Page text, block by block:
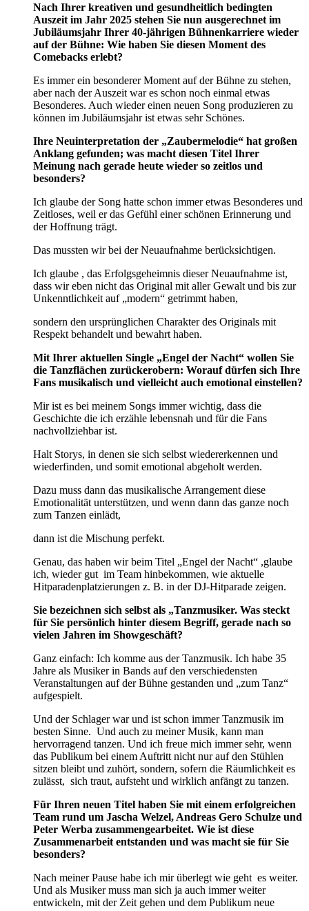
Nach Ihrer kreativen und gesundheitlich bedingten
Auszeit im Jahr 2025 stehen Sie nun ausgerechnet im
Jubiläumsjahr Ihrer 40-jährigen Bühnenkarriere wieder
auf der Bühne: Wie haben Sie diesen Moment des
Comebacks erlebt?
Es immer ein besonderer Moment auf der Bühne zu stehen,
aber nach der Auszeit war es schon noch einmal etwas
Besonderes. Auch wieder einen neuen Song produzieren zu
können im Jubiläumsjahr ist etwas sehr Schönes.
Ihre Neuinterpretation der „Zaubermelodie“ hat großen
Anklang gefunden; was macht diesen Titel Ihrer
Meinung nach gerade heute wieder so zeitlos und
besonders?
Ich glaube der Song hatte schon immer etwas Besonderes und
Zeitloses, weil er das Gefühl einer schönen Erinnerung und
der Hoffnung trägt.
Das mussten wir bei der Neuaufnahme berücksichtigen.
Ich glaube , das Erfolgsgeheimnis dieser Neuaufnahme ist,
dass wir eben nicht das Original mit aller Gewalt und bis zur
Unkenntlichkeit auf „modern“ getrimmt haben,
sondern den ursprünglichen Charakter des Originals mit
Respekt behandelt und bewahrt haben.
Mit Ihrer aktuellen Single „Engel der Nacht“ wollen Sie
die Tanzflächen zurückerobern: Worauf dürfen sich Ihre
Fans musikalisch und vielleicht auch emotional einstellen?
Mir ist es bei meinem Songs immer wichtig, dass die
Geschichte die ich erzähle lebensnah und für die Fans
nachvollziehbar ist.
Halt Storys, in denen sie sich selbst wiedererkennen und
wiederfinden, und somit emotional abgeholt werden.
Dazu muss dann das musikalische Arrangement diese
Emotionalität unterstützen, und wenn dann das ganze noch
zum Tanzen einlädt,
dann ist die Mischung perfekt.
Genau, das haben wir beim Titel „Engel der Nacht“ ,glaube
ich, wieder gut im Team hinbekommen, wie aktuelle
Hitparadenplatzierungen z. B. in der DJ-Hitparade zeigen.
Sie bezeichnen sich selbst als „Tanzmusiker. Was steckt
für Sie persönlich hinter diesem Begriff, gerade nach so
vielen Jahren im Showgeschäft?
Ganz einfach: Ich komme aus der Tanzmusik. Ich habe 35
Jahre als Musiker in Bands auf den verschiedensten
Veranstaltungen auf der Bühne gestanden und „zum Tanz“
aufgespielt.
Und der Schlager war und ist schon immer Tanzmusik im
besten Sinne. Und auch zu meiner Musik, kann man
hervorragend tanzen. Und ich freue mich immer sehr, wenn
das Publikum bei einem Auftritt nicht nur auf den Stühlen
sitzen bleibt und zuhört, sondern, sofern die Räumlichkeit es
zulässt, sich traut, aufsteht und wirklich anfängt zu tanzen.
Für Ihren neuen Titel haben Sie mit einem erfolgreichen
Team rund um Jascha Welzel, Andreas Gero Schulze und
Peter Werba zusammengearbeitet. Wie ist diese
Zusammenarbeit entstanden und was macht sie für Sie
besonders?
Nach meiner Pause habe ich mir überlegt wie geht es weiter.
Und als Musiker muss man sich ja auch immer weiter
entwickeln, mit der Zeit gehen und dem Publikum neue